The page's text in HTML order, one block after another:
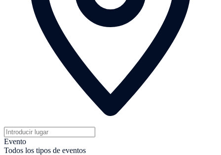
Evento
Todos los tipos de eventos